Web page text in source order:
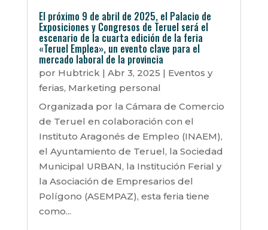
El próximo 9 de abril de 2025, el Palacio de
Exposiciones y Congresos de Teruel será el
escenario de la cuarta edición de la feria
«Teruel Emplea», un evento clave para el
mercado laboral de la provincia
por Hubtrick| Abr 3, 2025 | Eventos y
ferias, Marketing personal
Organizada por la Cámara de Comercio
de Teruel en colaboración con el
Instituto Aragonés de Empleo (INAEM),
el Ayuntamiento de Teruel, la Sociedad
Municipal URBAN, la Institución Ferial y
la Asociación de Empresarios del
Polígono (ASEMPAZ), esta feria tiene
como...